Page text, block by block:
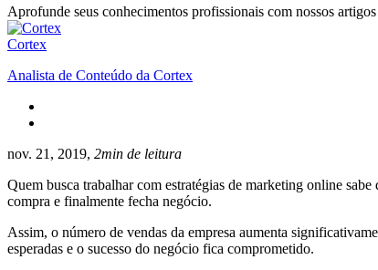
Aprofunde seus conhecimentos profissionais com nossos
Cortex
Analista de Conteúdo da Cortex
nov. 21, 2019, 2min de leitura
Quem busca trabalhar com estratégias de marketing online sabe
compra e finalmente fecha negócio.
Assim, o número de vendas da empresa aumenta
esperadas e o sucesso do negócio fica comprometido.